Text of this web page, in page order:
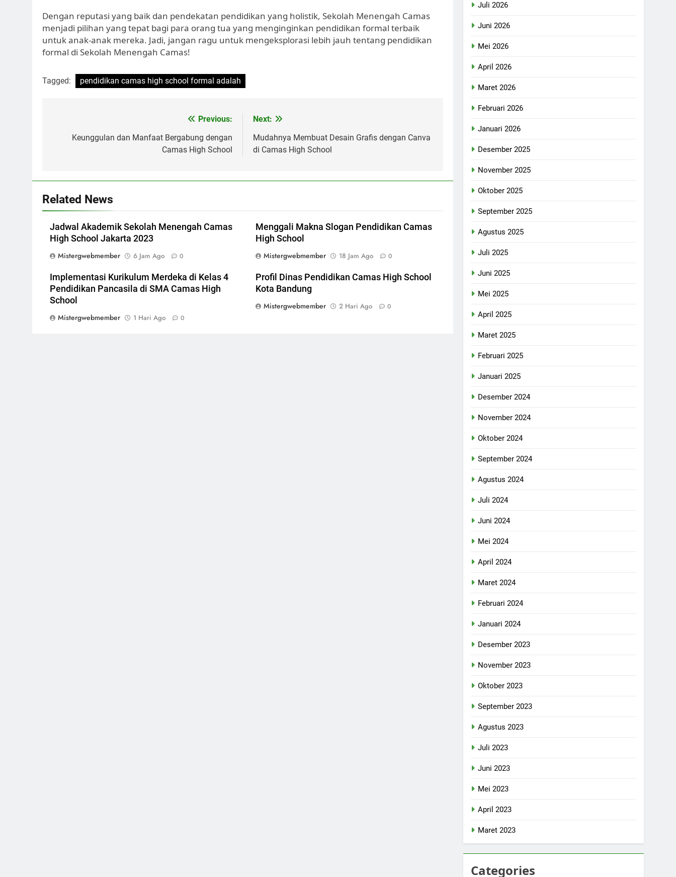
Dengan reputasi yang baik dan pendekatan pendidikan yang holistik, Sekolah Menengah Camas
menjadi pilihan yang tepat bagi para orang tua yang menginginkan pendidikan formal terbaik
untuk anak-anak mereka. Jadi, jangan ragu untuk mengeksplorasi lebih jauh tentang pendidikan
formal di Sekolah Menengah Camas!
Tagged: pendidikan camas high school formal adalah
pos
Previous:
Keunggulan dan Manfaat Bergabung dengan
Camas High School
Next:
Mudahnya Membuat Desain Grafis dengan Canva
di Camas High School
Related News
Jadwal Akademik Sekolah Menengah Camas
High School Jakarta 2023
Mistergwebmember
6 Jam Ago 0
Menggali Makna Slogan Pendidikan Camas
High School
Mistergwebmember
18 Jam Ago 0
Implementasi Kurikulum Merdeka di Kelas 4
Pendidikan Pancasila di SMA Camas High
School
Mistergwebmember
1 Hari Ago 0
Profil Dinas Pendidikan Camas High School
Kota Bandung
Mistergwebmember
2 Hari Ago 0
Juli 2026
Juni 2026
Mei 2026
April 2026
Maret 2026
Februari 2026
Januari 2026
Desember 2025
November 2025
Oktober 2025
September 2025
Agustus 2025
Juli 2025
Juni 2025
Mei 2025
April 2025
Maret 2025
Februari 2025
Januari 2025
Desember 2024
November 2024
Oktober 2024
September 2024
Agustus 2024
Juli 2024
Juni 2024
Mei 2024
April 2024
Maret 2024
Februari 2024
Januari 2024
Desember 2023
November 2023
Oktober 2023
September 2023
Agustus 2023
Juli 2023
Juni 2023
Mei 2023
April 2023
Maret 2023
Categories